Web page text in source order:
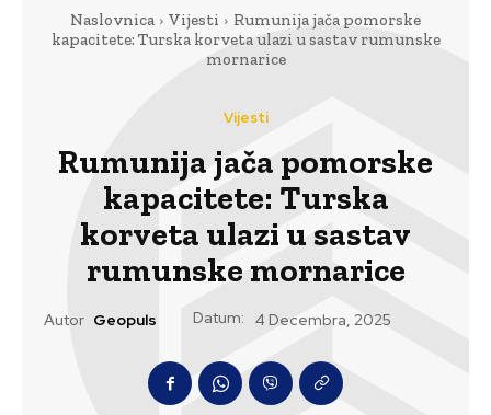
Naslovnica Vijesti
Rumunija jača pomorske
kapacitete: Turska korveta ulazi u sastav rumunske
mornarice
Vijesti
Rumunija jača pomorske
kapacitete: Turska
korveta ulazi u sastav
rumunske mornarice
Autor Geopuls Datum: 4 Decembra, 2025